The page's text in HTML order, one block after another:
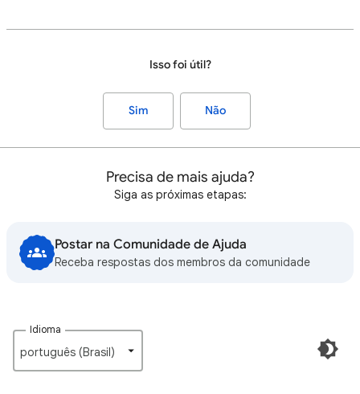
Isso foi útil?
Sim Não
Precisa de mais ajuda?
Siga as próximas etapas:
Postar na Comunidade de Ajuda
Receba respostas dos membros da comunidade
Idioma
português (Brasil)‎